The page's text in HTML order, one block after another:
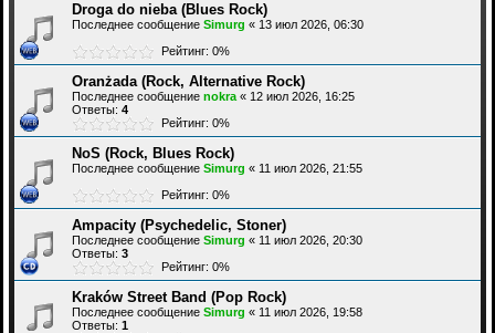
Droga do nieba (Blues Rock)
Последнее сообщение Simurg « 13 июл 2026, 06:30
Рейтинг: 0%
Oranżada (Rock, Alternative Rock)
Последнее сообщение nokra « 12 июл 2026, 16:25
Ответы: 4
Рейтинг: 0%
NoS (Rock, Blues Rock)
Последнее сообщение Simurg « 11 июл 2026, 21:55
Рейтинг: 0%
Ampacity (Psychedelic, Stoner)
Последнее сообщение Simurg « 11 июл 2026, 20:30
Ответы: 3
Рейтинг: 0%
Kraków Street Band (Pop Rock)
Последнее сообщение Simurg « 11 июл 2026, 19:58
Ответы: 1